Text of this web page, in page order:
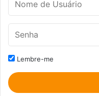
Lembre-me